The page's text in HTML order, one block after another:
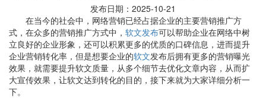
发布日期：2025-10-21
在当今的社会中，网络营销已经占据企业的主要营销推广方
式，在众多的营销推广方式中， 软文发布可以帮助企业在网络中树
立良好的企业形象，还可以积累更多的优质的口碑信息，进而提升
企业营销转化率，但是想要企业的软文发布后拥有更多的营销曝光
效果，就需要提升软文质量，从多个细节去优化文章内容，从而扩
大宣传效果，让软文达到转化的目的，接下来就为大家详细分析一
下。